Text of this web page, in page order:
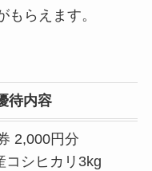
らえます。
待内容
2,000円分
コシヒカリ3kg